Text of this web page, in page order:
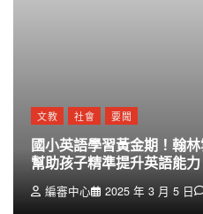
文教 社會 要聞
國小英語學習黃金期！翰
幫助孩子精準提升英語能力
編審中心 2025 年 3 月 5 日